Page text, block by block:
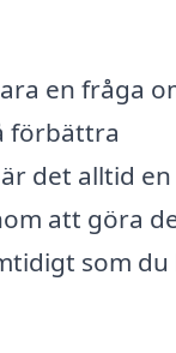
en fråga
förbättra
det alltid en
att göra
som du